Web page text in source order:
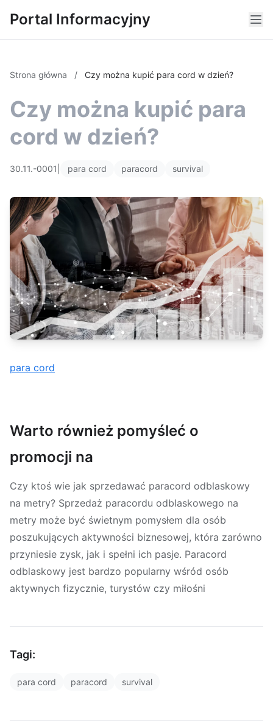
Portal Informacyjny
Strona główna / Czy można kupić para cord w dzień?
Czy można kupić para
cord w dzień?
30.11.-0001 para cord paracord survival
para cord
Warto również pomyśleć o
promocji na
Czy ktoś wie jak sprzedawać paracord odblaskowy
na metry? Sprzedaż paracordu odblaskowego na
metry może być świetnym pomysłem dla osób
poszukujących aktywności biznesowej, która zarówno
przyniesie zysk, jak i spełni ich pasje. Paracord
odblaskowy jest bardzo popularny wśród osób
aktywnych fizycznie, turystów czy miłośni
Tagi:
para cord paracord survival